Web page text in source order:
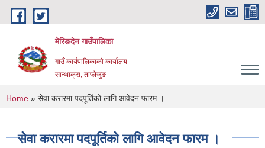
Skip to main content
मेरिङदेन गाउँपालिका
गाउँ कार्यपालिकाको कार्यालय
सान्थाक्रा, ताप्लेजुङ
You are here
Home » सेवा करारमा पदपूर्तिको लागि आवेदन फारम ।
सेवा करारमा पदपूर्तिको लागि आवेदन फारम ।